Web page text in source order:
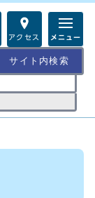
アクセス メニュー